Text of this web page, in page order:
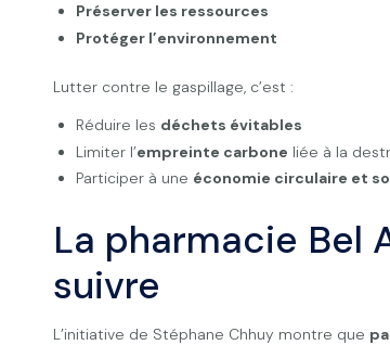
Préserver les ressources
Protéger l’environnement
Lutter contre le gaspillage, c’est :
Réduire les déchets évitables
Limiter l’empreinte carbone liée à la
Participer à une économie circulaire et
La pharmacie Bel
suivre
L’initiative de Stéphane Chhuy montre que